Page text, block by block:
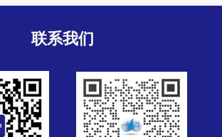
联系我们